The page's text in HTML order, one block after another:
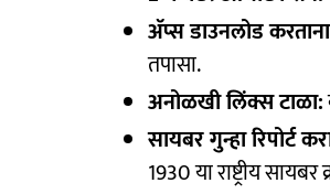
अ‍ॅप्स डाउनलोड
तपासा.
अनोळखी लिंक्स टाळा:
सायबर गुन्हा रिपोर्ट
1930 या राष्ट्रीय